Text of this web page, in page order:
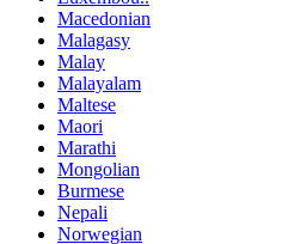
Macedonian
Malagasy
Malay
Malayalam
Maltese
Maori
Marathi
Mongolian
Burmese
Nepali
Norwegian